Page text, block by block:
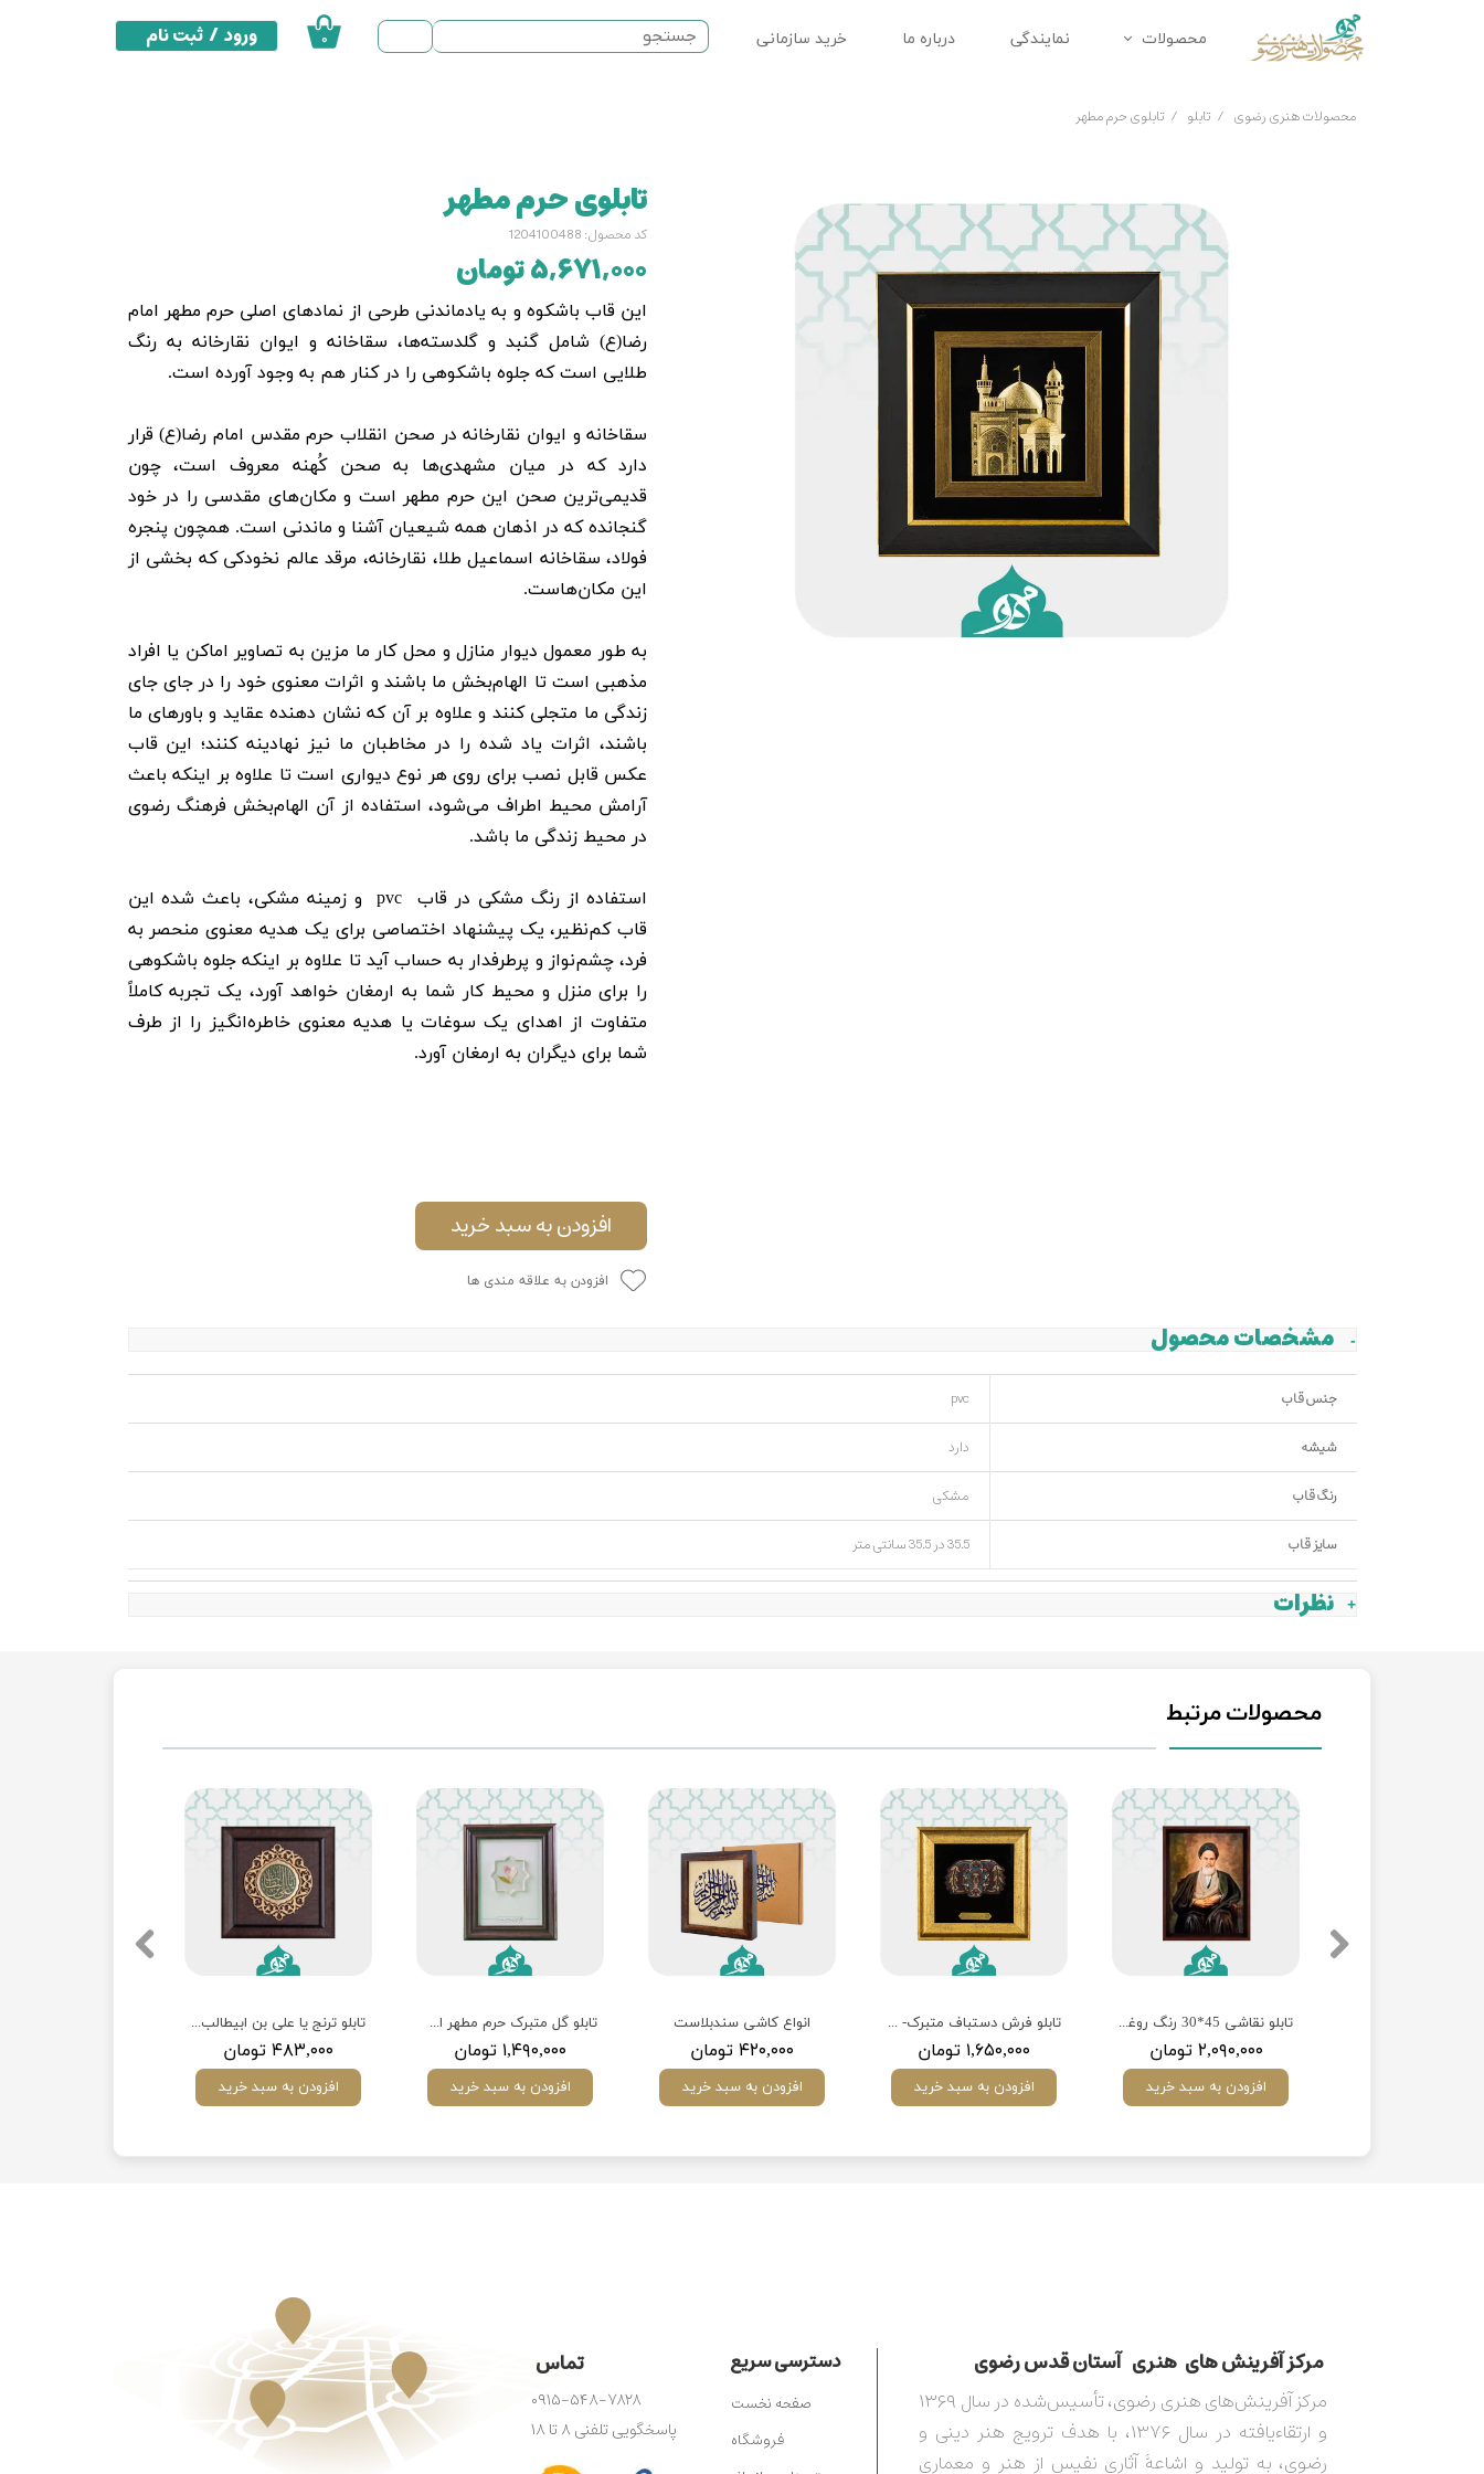
ورود/ثبت نام ۰ محصولات
تابلو
نمایندگی درباره ما خرید سازمانی
محصولات هنری رضوی تابلو تابلوی حرم مطهر
تابلوی حرم مطهر
کد محصول: 1204100488
۵,۶۷۱,۰۰۰ تومان
این قاب باشکوه و به یادماندنی طرحی از نمادهای اصلی حرم مطهر امام
رضا(ع) شامل گنبد و گلدسته‌ها، سقاخانه و ایوان نقارخانه به رنگ
طلایی است که جلوه‌ باشکوهی را در کنار هم به وجود آورده است.
سقاخانه و ایوان نقارخانه در صحن انقلاب حرم مقدس امام رضا(ع) قرار
دارد که در میان مشهدی‌ها به صحن کُهنه معروف است، چون
قدیمی‌ترین صحن این حرم مطهر است و مکان‌های مقدسی را در خود
گنجانده که در اذهان همه شیعیان آشنا و ماندنی است. همچون پنجره
فولاد، سقاخانه اسماعیل طلا، نقارخانه، مرقد عالم نخودکی که بخشی از
این مکان‌هاست.
به طور معمول دیوار منازل و محل کار ما مزین به تصاویر اماکن یا افراد
مذهبی است تا الهام‌بخش ما باشند و اثرات معنوی خود را در جای جای
زندگی ما متجلی کنند و علاوه بر آن که نشان دهنده عقاید و باورهای ما
باشند، اثرات یاد شده را در مخاطبان ما نیز نهادینه کنند؛ این قاب
عکس قابل نصب برای روی هر نوع دیواری است تا علاوه بر اینکه باعث
آرامش محیط اطراف می‌شود، استفاده از آن الهام‌بخش فرهنگ رضوی
در محیط زندگی ما باشد.
استفاده از رنگ مشکی در قاب pvc و زمینه مشکی، باعث شده این
قاب کم‌نظیر، یک پیشنهاد اختصاصی برای یک هدیه معنوی منحصر به
فرد، چشم‌نواز و پرطرفدار به حساب آید تا علاوه بر اینکه جلوه باشکوهی
را برای منزل و محیط کار شما به ارمغان خواهد آورد، یک تجربه کاملاً
متفاوت از اهدای یک سوغات یا هدیه معنوی خاطره‌انگیز را از طرف
شما برای دیگران به ارمغان آورد.
افزودن به سبد خرید
افزودن به علاقه مندی ها
مشخصات محصول
جنس قاب pvc
شیشه دارد
رنگ قاب مشکی
سایز قاب 35.5 در 35.5 سانتی متر
نظرات
محصولات مرتبط
تابلو ترنج یا علی بن ابیطالب (ع)
۴۸۳,۰۰۰ تومان
افزودن به سبد خرید
تابلو گل متبرک حرم مطهر امام رضا(ع)
۱,۴۹۰,۰۰۰ تومان
افزودن به سبد خرید
انواع کاشی سندبلاست
۴۲۰,۰۰۰ تومان
افزودن به سبد خرید
تابلو فرش دستباف متبرک- ۳۰ در ۳۰
۱,۶۵۰,۰۰۰ تومان
افزودن به سبد خرید
تابلو نقاشی 45*30 رنگ روغن امام خمینی (ره)
۲,۰۹۰,۰۰۰ تومان
افزودن به سبد خرید
مركز آفرينش های هنری آستان قدس رضوی​​​​​​​​​​​​​​
مرکز آفرینش‌های هنری رضوی، تأسیس‌شده در سال ۱۳۶۹
و ارتقاءیافته در سال ۱۳۷۶، با هدف ترویج هنر دینی و
رضوی، به تولید و اشاعۀ آثاری نفیس از هنر و معماری
دسترسی سریع
صفحه نخست
فروشگاه
تماس
۰۹۱۵-۵۴۸-۷۸۲۸
پاسخگویی تلفنی ۸ تا ۱۸